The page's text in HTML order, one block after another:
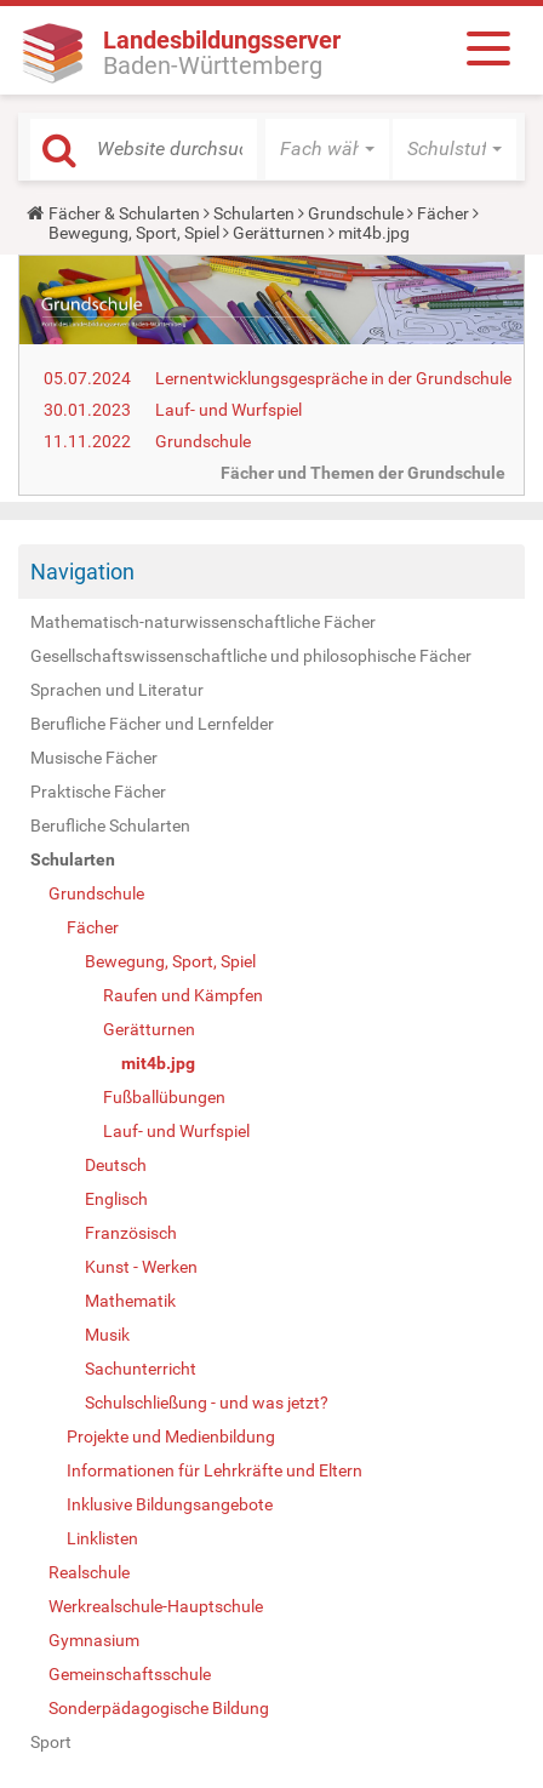
Landesbildungsserver
Baden-Württemberg
Fach wählen Schulstufe
Y
o
u
r
e
h
e
e
:
Fächer & Schularten Schularten Grundschule
Fächer
Bewegung, Sport, Spiel
Gerätturnen mit4b.jpg
05.07.2024
Lernentwicklungsgespräche in der Grundschule
30.01.2023
Lauf- und Wurfspiel
11.11.2022
Grundschule
Fächer und Themen der Grundschule
Navigation
Mathematisch-naturwissenschaftliche Fächer
Gesellschaftswissenschaftliche und philosophische Fächer
Sprachen und Literatur
Berufliche Fächer und Lernfelder
Musische Fächer
Praktische Fächer
Berufliche Schularten
Schularten
Grundschule
Fächer
Bewegung, Sport, Spiel
Raufen und Kämpfen
Gerätturnen
mit4b.jpg
Fußballübungen
Lauf- und Wurfspiel
Deutsch
Englisch
Französisch
Kunst - Werken
Mathematik
Musik
Sachunterricht
Schulschließung - und was jetzt?
Projekte und Medienbildung
Informationen für Lehrkräfte und Eltern
Inklusive Bildungsangebote
Linklisten
Realschule
Werkrealschule-Hauptschule
Gymnasium
Gemeinschaftsschule
Sonderpädagogische Bildung
Sport